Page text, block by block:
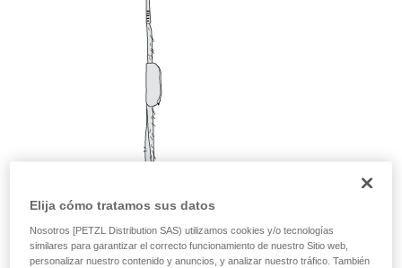
Elija cómo tratamos sus datos
Nosotros [PETZL Distribution SAS) utilizamos cookies y/o tecnologías
similares para garantizar el correcto funcionamiento de nuestro Sitio web,
personalizar nuestro contenido y anuncios, y analizar nuestro tráfico. También